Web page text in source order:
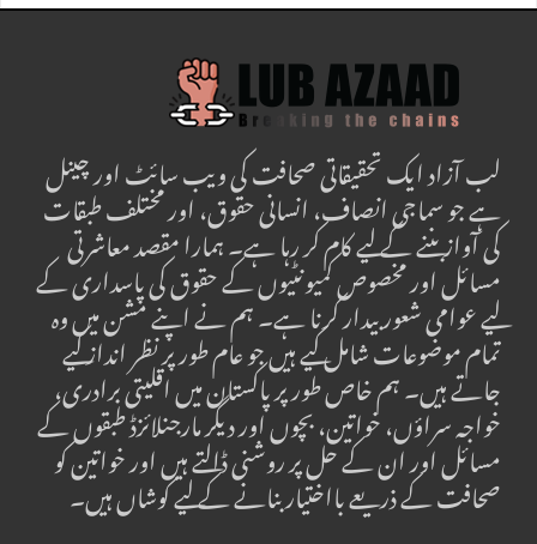
لب آزاد ایک تحقیقاتی صحافت کی ویب سائٹ اور چینل
ہے جو سماجی انصاف، انسانی حقوق، اور مختلف طبقات
کی آواز بننے کے لیے کام کر رہا ہے۔ ہمارا مقصد معاشرتی
مسائل اور مخصوص کمیونٹیوں کے حقوق کی پاسداری کے
لیے عوامی شعور بیدار کرنا ہے۔ ہم نے اپنے مشن میں وہ
تمام موضوعات شامل کیے ہیں جو عام طور پر نظر انداز کیے
جاتے ہیں۔ ہم خاص طور پر پاکستان میں اقلیتی برادری،
خواجہ سراؤں، خواتین، بچوں اور دیگر مارجنلائزڈ طبقوں کے
مسائل اور ان کے حل پر روشنی ڈالتے ہیں اور خواتین کو
صحافت کے ذریعے بااختیار بنانے کے لیے کوشاں ہیں۔